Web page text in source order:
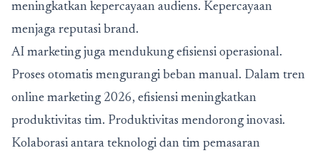
meningkatkan kepercayaan audiens. Kepercayaan
menjaga reputasi brand.
AI marketing juga mendukung efisiensi operasional.
Proses otomatis mengurangi beban manual. Dalam tren
online marketing 2026, efisiensi meningkatkan
produktivitas tim. Produktivitas mendorong inovasi.
Kolaborasi antara teknologi dan tim pemasaran